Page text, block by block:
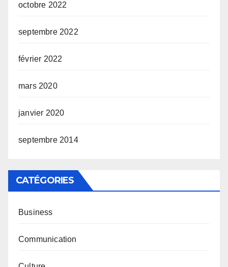
octobre 2022
septembre 2022
février 2022
mars 2020
janvier 2020
septembre 2014
CATÉGORIES
Business
Communication